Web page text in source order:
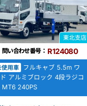
東北支店
問い合わせ番号： R124080
使用車 フルキャブ 5.5m ワ
アルミブロック 4段ラジコ
MT6 240PS